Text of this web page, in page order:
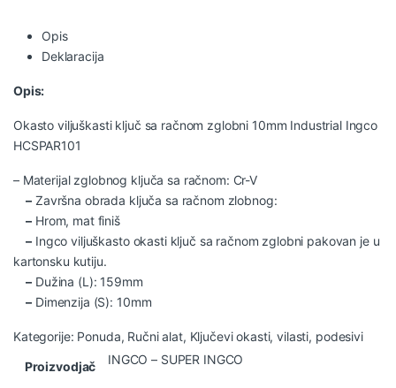
Opis
Deklaracija
Opis:
Okasto viljuškasti ključ sa račnom zglobni 10mm Industrial Ingco
HCSPAR101
– Materijal zglobnog ključa sa račnom: Cr-V
– Završna obrada ključa sa račnom zlobnog:
– Hrom, mat finiš
– Ingco viljuškasto okasti ključ sa račnom zglobni pakovan je u
kartonsku kutiju.
– Dužina (L): 159mm
– Dimenzija (S): 10mm
Kategorije: Ponuda, Ručni alat, Ključevi okasti, vilasti, podesivi
Proizvodjač
INGCO – SUPER INGCO